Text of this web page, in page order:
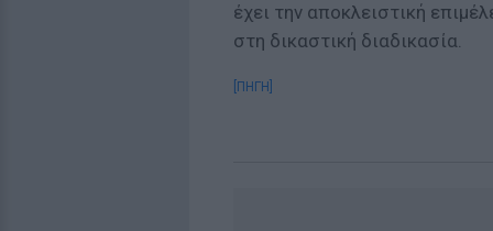
έχει την αποκλειστική
στη δικαστική διαδικασία.
[ΠΗΓΗ]